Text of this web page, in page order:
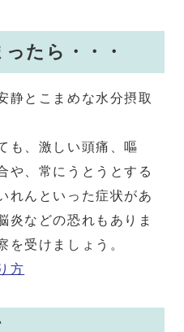
たら・・・
とこまめな水分摂取
も、激しい頭痛、嘔
や、常にうとうとする
れんといった症状があ
炎などの恐れもありま
を受けましょう。
方